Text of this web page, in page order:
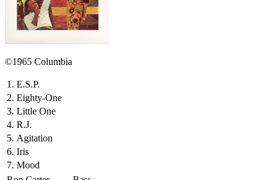
©1965 Columbia
1. E.S.P.
2. Eighty-One
3. Little One
4. R.J.
5. Agitation
6. Iris
7. Mood